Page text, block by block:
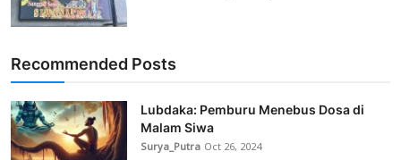
Recommended Posts
Lubdaka: Pemburu Menebus Dosa di
Malam Siwa
Surya_Putra Oct 26, 2024